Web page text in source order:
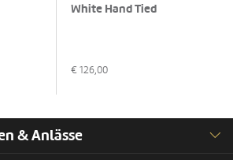
White Hand Tied
€ 126,00
& Anlässe